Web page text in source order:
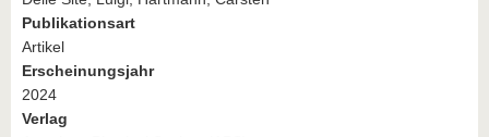
Publikationsart
Artikel
Erscheinungsjahr
2024
Verlag